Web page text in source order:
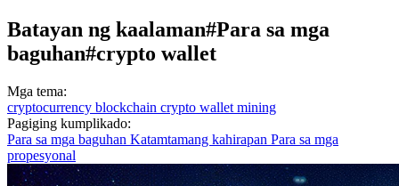
Batayan ng kaalaman#Para sa mga
baguhan#crypto wallet
Mga tema:
cryptocurrency blockchain crypto wallet mining
Pagiging kumplikado:
Para sa mga baguhan Katamtamang kahirapan Para sa mga
propesyonal